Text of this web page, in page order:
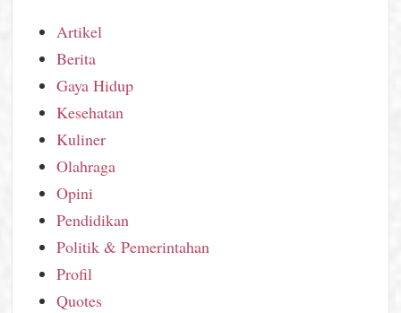
Artikel
Berita
Gaya Hidup
Kesehatan
Kuliner
Olahraga
Opini
Pendidikan
Politik & Pemerintahan
Profil
Quotes